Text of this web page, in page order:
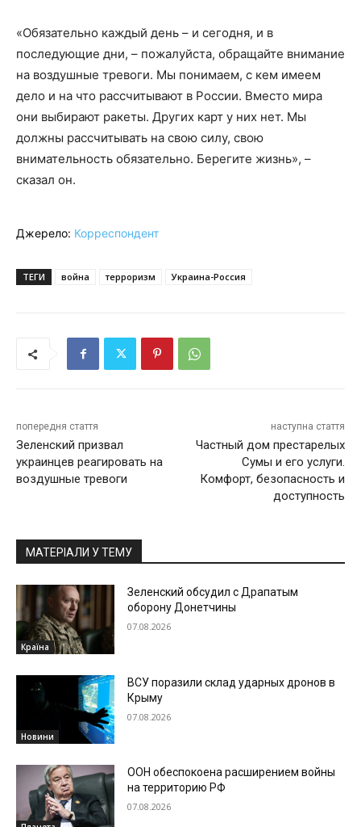
«Обязательно каждый день – и сегодня, и в
последующие дни, – пожалуйста, обращайте внимание
на воздушные тревоги. Мы понимаем, с кем имеем
дело и на что рассчитывают в России. Вместо мира
они выбирают ракеты. Других карт у них нет. Мы
должны рассчитывать на свою силу, свою
внимательность обязательно. Берегите жизнь», –
сказал он.
Джерело: Корреспондент
ТЕГИ война терроризм Украина-Россия
попередня стаття
Зеленский призвал
украинцев реагировать на
воздушные тревоги
наступна стаття
Частный дом престарелых
Сумы и его услуги.
Комфорт, безопасность и
доступность
МАТЕРІАЛИ У ТЕМУ
Країна
Зеленский обсудил с Драпатым
оборону Донетчины
07.08.2026
Новини
ВСУ поразили склад ударных дронов в
Крыму
07.08.2026
ООН обеспокоена расширением войны
на территорию РФ
07.08.2026